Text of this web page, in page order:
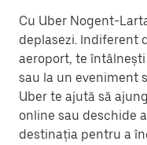
Cu Uber Nogent-
deplasezi. Indiferent
aeroport, te
sau la un eveniment
Uber te ajută să
online sau deschide
destinația pentru a